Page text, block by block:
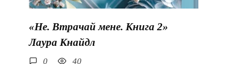
«Не. Втрачай мене. Книга 2»
Лаура Кнайдл
0 40